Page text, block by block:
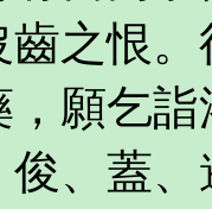
之恨
願乞
、蓋